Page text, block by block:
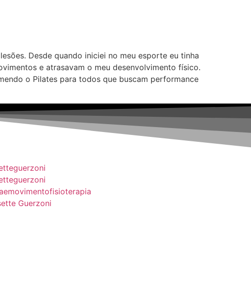
Desde quando iniciei no meu esporte eu tinha
e atrasavam o meu desenvolvimento físico.
o Pilates para todos que buscam performance
Guerzoni